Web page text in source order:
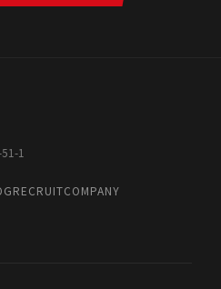
1
RECRUITCOMPANY